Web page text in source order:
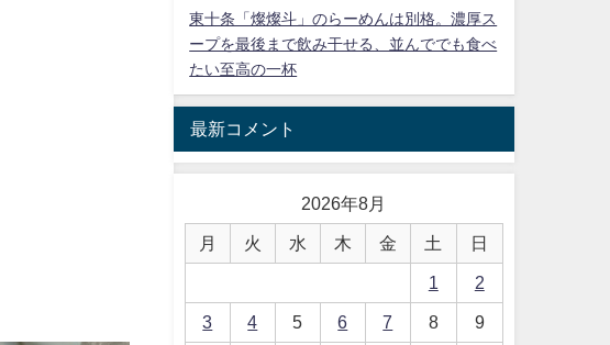
東十条「燦燦斗」のらーめんは別格。濃厚ス
ープを最後まで飲み干せる、並んででも食べ
たい至高の一杯
最新コメント
2026年8月
月 火 水 木 金 土 日
1 2
3 4 5 6 7 8 9